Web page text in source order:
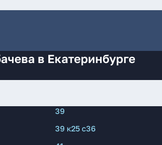
в Екатеринбурге
39
39 к25 с36